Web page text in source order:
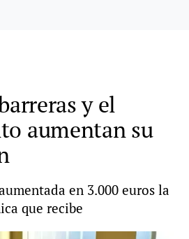
y el
aumentan su
en 3.000 euros la
que recibe